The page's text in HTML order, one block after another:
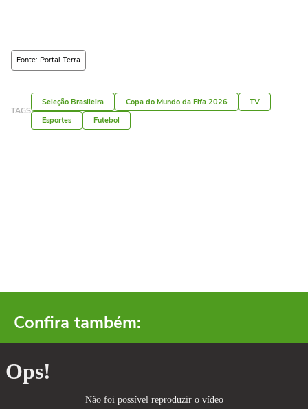
Fonte: Portal Terra
TAGS
Seleção Brasileira Copa do Mundo da Fifa 2026
TV
Esportes
Futebol
Confira também: